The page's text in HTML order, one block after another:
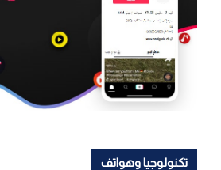
تكنولوجيا وهواتف